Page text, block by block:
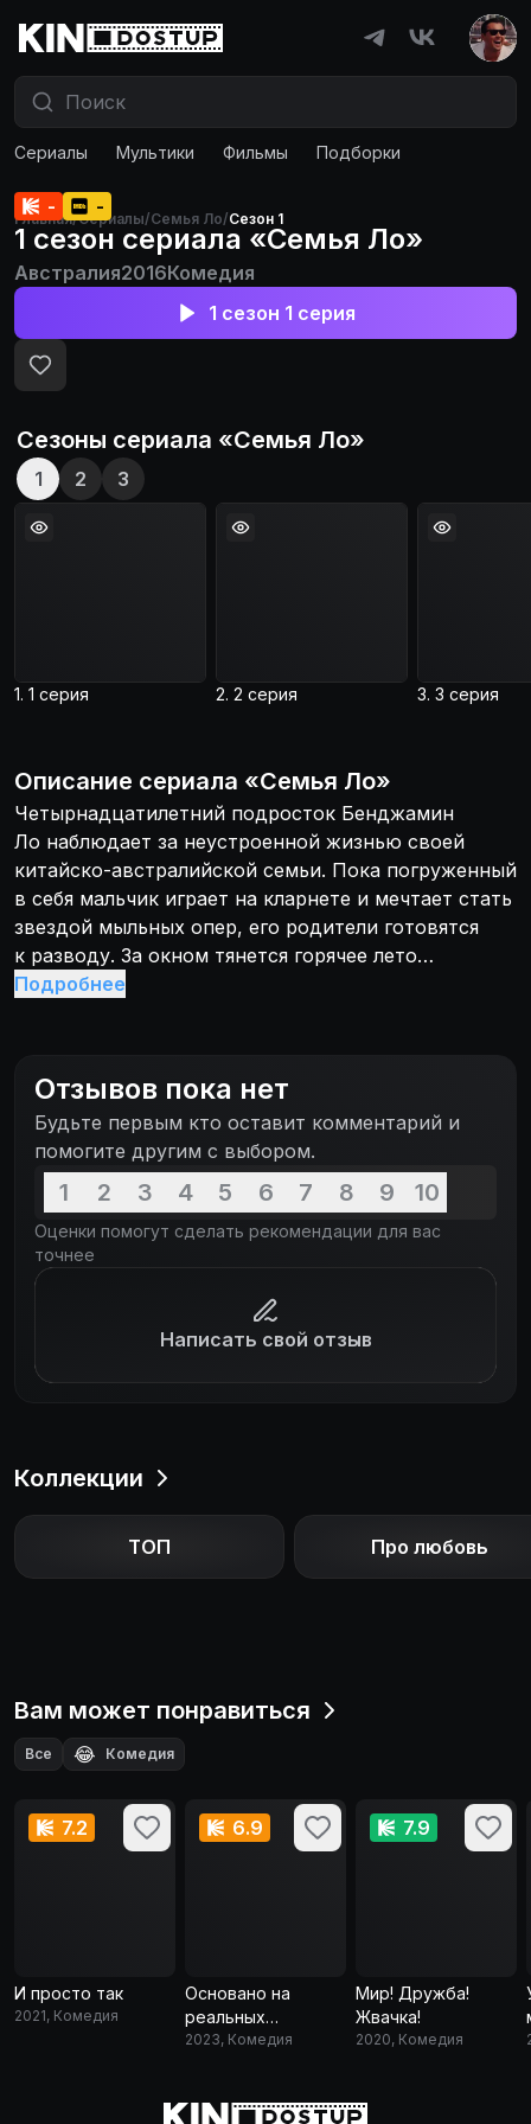
Сериалы Мультики Фильмы Подборки
Главная/Сериалы/Семья Ло/Сезон 1
- -
1 сезон сериала «Семья Ло»
Австралия2016Комедия
1 сезон 1 серия
Сезоны сериала «Семья Ло»
1 2 3
1. 1 серия 2. 2 серия 3. 3 серия
Описание сериала «Семья Ло»
Четырнадцатилетний подросток Бенджамин
Ло наблюдает за неустроенной жизнью своей
китайско-австралийской семьи. Пока погруженный
в себя мальчик играет на кларнете и мечтает стать
звездой мыльных опер, его родители готовятся
к разводу. За окном тянется горячее лето
Квинсленда, а Бенджамин всё глубже увязает
Подробнее
Отзывов пока нет
Будьте первым кто оставит комментарий и
помогите другим с выбором.
1 2 3 4 5 6 7 8 9 10
Оценки помогут сделать рекомендации для вас
точнее
Написать свой отзыв
Коллекции
ТОП Про любовь
Вам может понравиться
Все 😂 Комедия
7.2
И просто так
2021, Комедия
6.9
Основано на
реальных
событиях
2023, Комедия
7.9
Мир! Дружба!
Жвачка!
2020, Комедия